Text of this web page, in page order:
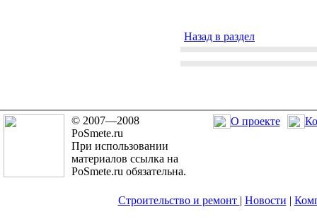
Назад в раздел
© 2007—2008
PoSmete.ru
При использовании
материалов ссылка на
PoSmete.ru обязательна.
О проекте
Строительство и ремонт | Новости |